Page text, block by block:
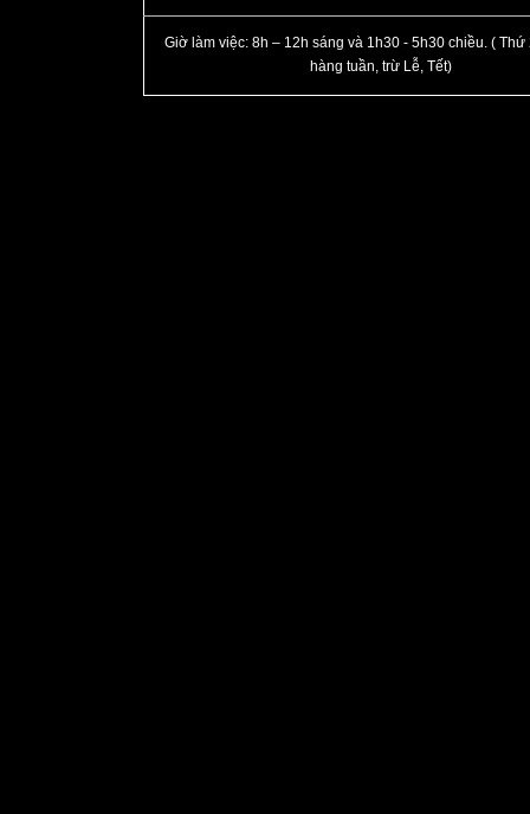
Giờ làm việc: 8h – 12h sáng và 1h30 - 5h30 chiều. ( Thứ
hàng tuần, trừ Lễ, Tết)